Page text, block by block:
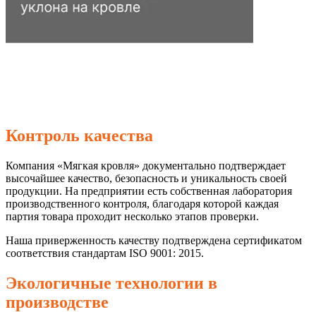
Контроль качества
Компания «Мягкая кровля» документально подтверждает
высочайшее качество, безопасность и уникальность своей
продукции. На предприятии есть собственная лаборатория
производственного контроля, благодаря которой каждая
партия товара проходит несколько этапов проверки.
Наша приверженность качеству подтверждена сертификатом
соответствия стандартам ISO 9001: 2015.
Экологичные технологии в
производстве